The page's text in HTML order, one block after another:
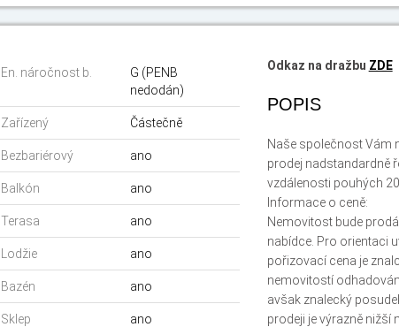
En. náročnost b.
G (PENB
nedodán)
Zařízený Částečně
Bezbariérový ano
Balkón ano
Terasa ano
Lodžie ano
Bazén ano
Sklep ano
Odkaz na dražbu ZDE
POPIS
Naše společnost Vám
prodej nadstandardně
vzdálenosti pouhých
Informace o ceně:
Nemovitost bude
nabídce. Pro orientaci
pořizovací cena je
nemovitostí
avšak znalecký
prodeji je výrazně nižší